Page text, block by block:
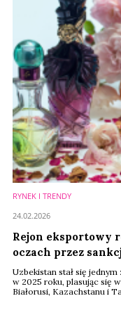
RYNEK I TRENDY
Rejon eksportowy
oczach przez
Uzbekistan stał się
w 2025 roku, plasując się
Białorusi, Kazachstanu i
24.02.2026